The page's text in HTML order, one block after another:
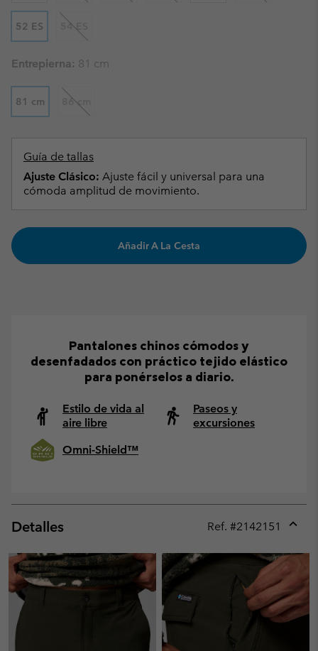
52 ES 54 ES
Entrepierna: 81 cm
81 cm 86 cm
Guía de tallas
Ajuste Clásico: Ajuste fácil y universal para una
cómoda amplitud de movimiento.
Añadir A La Cesta
Pantalones chinos cómodos y
desenfadados con práctico tejido elástico
para ponérselos a diario.
Estilo de vida al
aire libre
Paseos y
excursiones
Omni-Shield™
Detalles Ref. #2142151
or